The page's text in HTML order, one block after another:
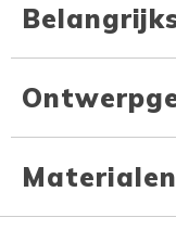
Materialen